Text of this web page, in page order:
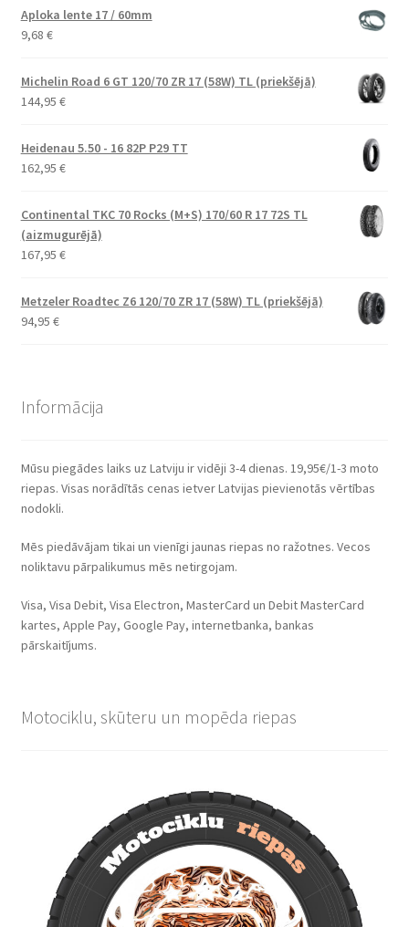
Aploka lente 17 / 60mm
9,68 €
Michelin Road 6 GT 120/70 ZR 17 (58W) TL (priekšējā)
144,95 €
Heidenau 5.50 - 16 82P P29 TT
162,95 €
Continental TKC 70 Rocks (M+S) 170/60 R 17 72S TL
(aizmugurējā)
167,95 €
Metzeler Roadtec Z6 120/70 ZR 17 (58W) TL (priekšējā)
94,95 €
Informācija
Mūsu piegādes laiks uz Latviju ir vidēji 3-4 dienas. 19,95€/1-3 moto
riepas. Visas norādītās cenas ietver Latvijas pievienotās vērtības
nodokli.
Mēs piedāvājam tikai un vienīgi jaunas riepas no ražotnes. Vecos
noliktavu pārpalikumus mēs netirgojam.
Visa, Visa Debit, Visa Electron, MasterCard un Debit MasterCard
kartes, Apple Pay, Google Pay, internetbanka, bankas
pārskaitījums.
Motociklu, skūteru un mopēda riepas